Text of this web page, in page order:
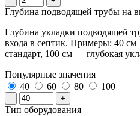
Глубина подводящей трубы на
Глубина укладки подводящей
входа в септик. Примеры: 40
стандарт, 100 см — глубокая
Популярные значения
40
60 80 100
- +
Тип оборудования